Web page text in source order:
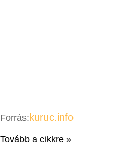
Forrás: kuruc.info
Tovább a cikkre »